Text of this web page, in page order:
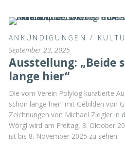
ANKÜNDIGUNGEN /
September 23, 2025
Ausstellung: „Beide
lange hier“
Die vom Verein Polylog kuratierte
schon lange hier“ mit Gebilden von
Zeichnungen von Michael Ziegler in
Wörgl wird am Freitag, 3. Oktober
ist bis 8. November 2025 zu sehen.